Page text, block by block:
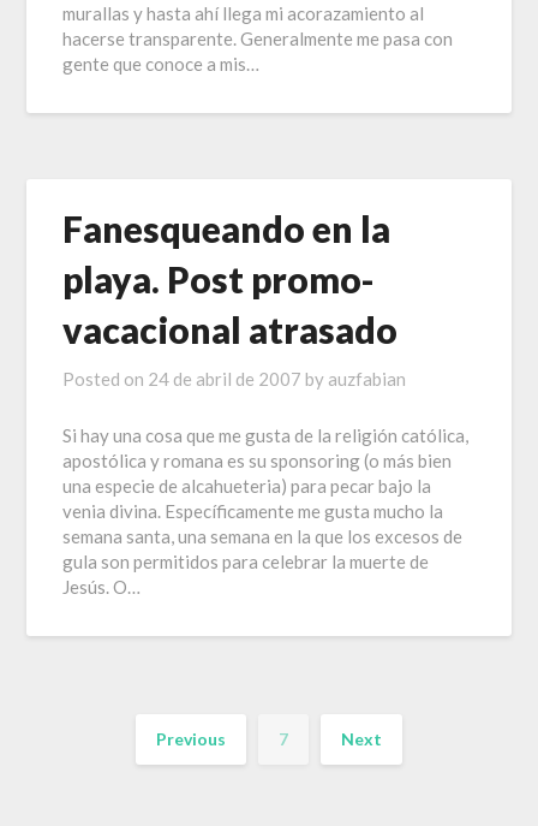
murallas y hasta ahí llega mi acorazamiento al
hacerse transparente. Generalmente me pasa con
gente que conoce a mis…
Fanesqueando en la
playa. Post promo-
vacacional atrasado
Posted on 24 de abril de 2007 by auzfabian
Si hay una cosa que me gusta de la religión católica,
apostólica y romana es su sponsoring (o más bien
una especie de alcahueteria) para pecar bajo la
venia divina. Específicamente me gusta mucho la
semana santa, una semana en la que los excesos de
gula son permitidos para celebrar la muerte de
Jesús. O…
Previous 7 Next